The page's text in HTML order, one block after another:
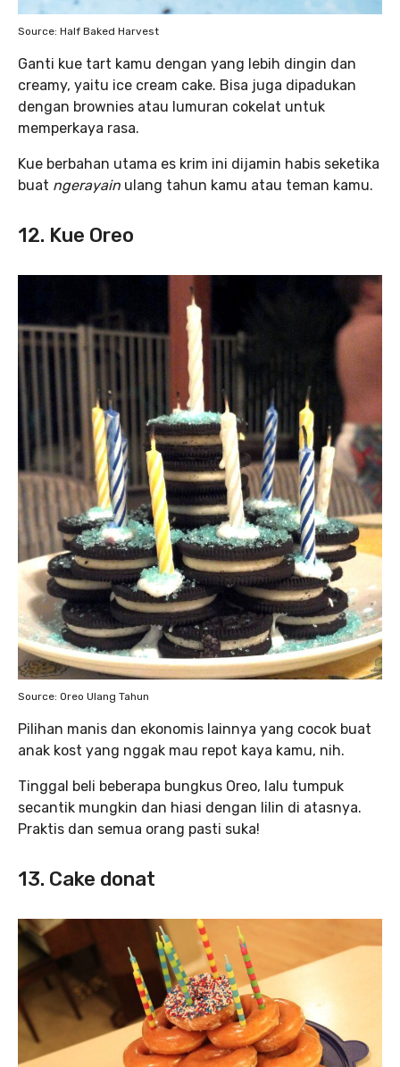
Source: Half Baked Harvest
Ganti kue tart kamu dengan yang lebih dingin dan
creamy, yaitu ice cream cake. Bisa juga dipadukan
dengan brownies atau lumuran cokelat untuk
memperkaya rasa.
Kue berbahan utama es krim ini dijamin habis seketika
buat ngerayain ulang tahun kamu atau teman kamu.
12. Kue Oreo
Source: Oreo Ulang Tahun
Pilihan manis dan ekonomis lainnya yang cocok buat
anak kost yang nggak mau repot kaya kamu, nih.
Tinggal beli beberapa bungkus Oreo, lalu tumpuk
secantik mungkin dan hiasi dengan lilin di atasnya.
Praktis dan semua orang pasti suka!
13. Cake donat